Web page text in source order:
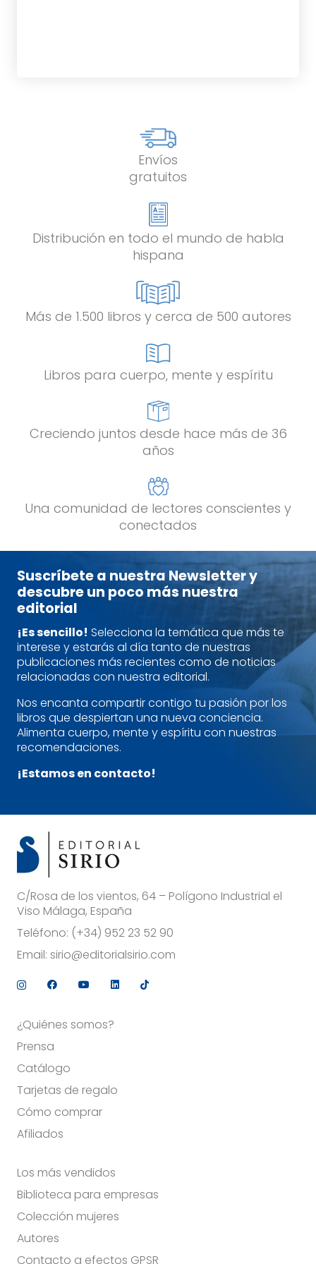
Envíos
gratuitos
Distribución en todo el mundo de habla
hispana
Más de 1.500 libros y cerca de 500 autores
Libros para cuerpo, mente y espíritu
Creciendo juntos desde hace más de 36
años
Una comunidad de lectores conscientes y
conectados
Suscríbete a nuestra Newsletter y
descubre un poco más nuestra
editorial
¡Es sencillo! Selecciona la temática que más te
interese y estarás al día tanto de nuestras
publicaciones más recientes como de noticias
relacionadas con nuestra editorial.
Nos encanta compartir contigo tu pasión por los
libros que despiertan una nueva conciencia.
Alimenta cuerpo, mente y espíritu con nuestras
recomendaciones.
¡Estamos en contacto!
C/Rosa de los vientos, 64 – Polígono Industrial el
Viso Málaga, España
Teléfono: (+34) 952 23 52 90
Email: sirio@editorialsirio.com
¿Quiénes somos?
Prensa
Catálogo
Tarjetas de regalo
Cómo comprar
Afiliados
Los más vendidos
Biblioteca para empresas
Colección mujeres
Autores
Contacto a efectos GPSR